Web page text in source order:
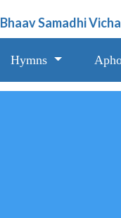
Bhaav Samadhi
Hymns